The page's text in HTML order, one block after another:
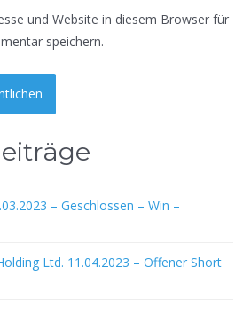
und Website in diesem Browser für
speichern.
– Geschlossen – Win –
Ltd. 11.04.2023 – Offener Short